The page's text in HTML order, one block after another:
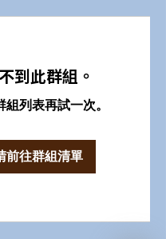
到此群組。
組列表再試一次。
前往群組清單